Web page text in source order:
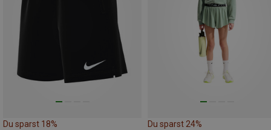
Du sparst 18% Du sparst 24%